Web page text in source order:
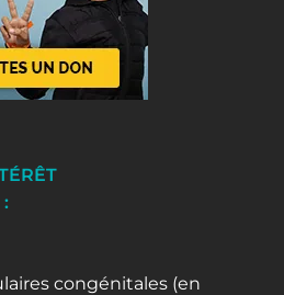
:
congénitales (en